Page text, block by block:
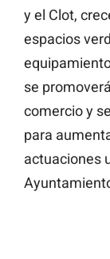
y el Clot,
espacios
se
comercio y
para
actuaciones